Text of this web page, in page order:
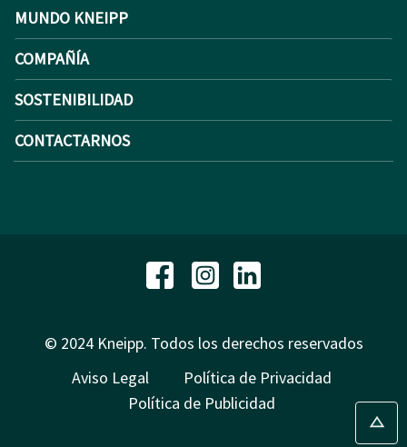
MUNDO KNEIPP
COMPAÑÍA
SOSTENIBILIDAD
CONTACTARNOS
© 2024 Kneipp. Todos los derechos reservados
Aviso Legal
Política de Privacidad
Política de Publicidad